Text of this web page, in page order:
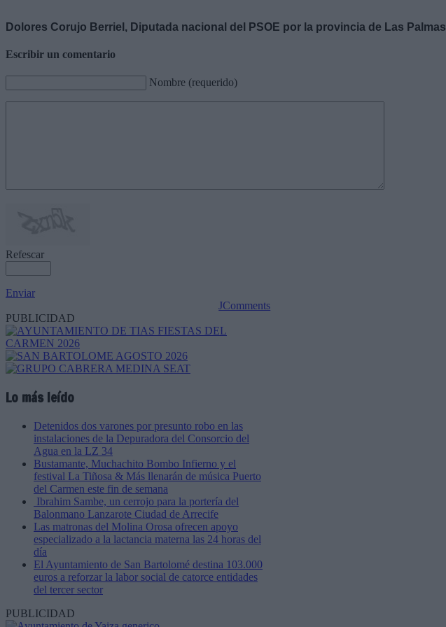
Dolores Corujo Berriel, Diputada nacional del PSOE por la provincia de Las Palmas
Escribir un comentario
Nombre (requerido)
Refescar
Enviar
JComments
PUBLICIDAD
Lo más leído
Detenidos dos varones por presunto robo en las
instalaciones de la Depuradora del Consorcio del
Agua en la LZ 34
Bustamante, Muchachito Bombo Infierno y el
festival La Tiñosa & Más llenarán de música Puerto
del Carmen este fin de semana
Ibrahim Sambe, un cerrojo para la portería del
Balonmano Lanzarote Ciudad de Arrecife
Las matronas del Molina Orosa ofrecen apoyo
especializado a la lactancia materna las 24 horas del
día
El Ayuntamiento de San Bartolomé destina 103.000
euros a reforzar la labor social de catorce entidades
del tercer sector
PUBLICIDAD